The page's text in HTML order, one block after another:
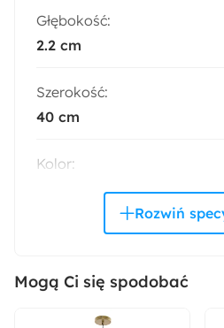
Głębokość:
2.2 cm
Szerokość:
40 cm
Kolor:
Mogą Ci się spodobać